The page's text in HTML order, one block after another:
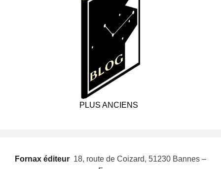
PLUS ANCIENS
Fornax éditeur  18, route de Coizard, 51230 Bannes –